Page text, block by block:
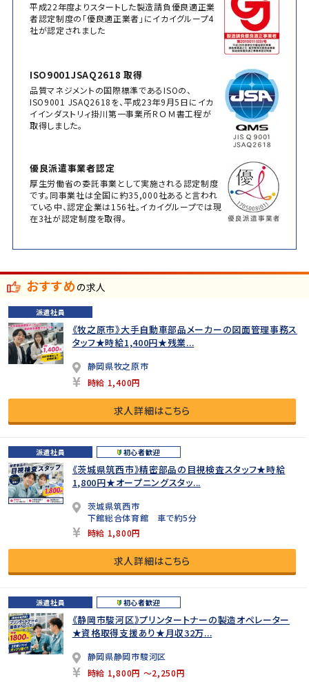
平成22年度よりスタートした製造請負優良適正業
者認定制度の「優良適正業者」にイカイグループ4
社が認定されました
ISO9001JSAQ2618 取得
品質マネジメントの国際標準であるISOの、
ISO9001 JSAQ2618を、平成23年9月5日にイカ
イインダストリィ掛川第一事業所ＲＯＭ書工程が
取得しました。
優良派遣事業者認定
厚生労働省の委託事業として実施される認定制度
です。同事業社は全国に約35,000社あると言われ
ている中、認定企業は156社。イカイグループでは現
在3社が認定制度を取得。
おすすめの求人
派遣社員
《牧之原市》大手自動車部品メーカーの図面管理事務ス
タッフ★時給1,400円★残業...
静岡県牧之原市
時給 1,400円
求人詳細はこちら
派遣社員 初心者歓迎
《茨城県筑西市》精密部品の目視検査スタッフ★時給
1,800円★オープニングスタッ...
茨城県筑西市
下館総合体育館 車で約5分
時給 1,800円
求人詳細はこちら
派遣社員 初心者歓迎
《静岡市駿河区》プリンタートナーの製造オペレーター
★資格取得支援あり★月収32万...
静岡県静岡市駿河区
時給 1,800円 ～2,250円